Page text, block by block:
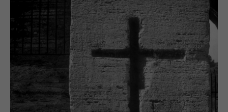
site, you
increase the
chance of
seeing
personalized
content and
offers.